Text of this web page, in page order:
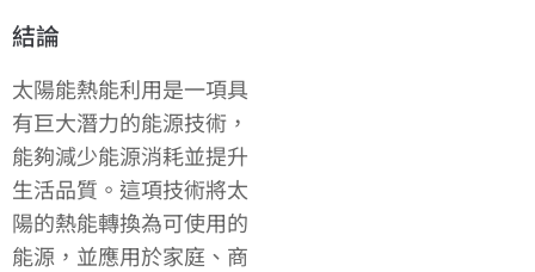
結論
太陽能熱能利用是一項具
有巨大潛力的能源技術，
能夠減少能源消耗並提升
生活品質。這項技術將太
陽的熱能轉換為可使用的
能源，並應用於家庭、商